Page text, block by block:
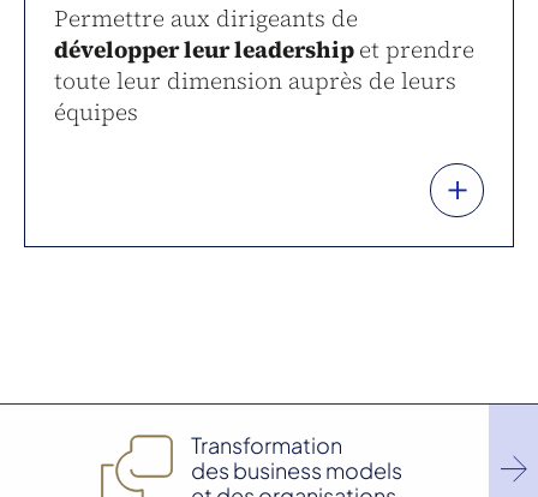
Permettre aux dirigeants de
développer leur leadershipet prendre
toute leur dimension auprès de leurs
équipes
+
Transformation
des business models